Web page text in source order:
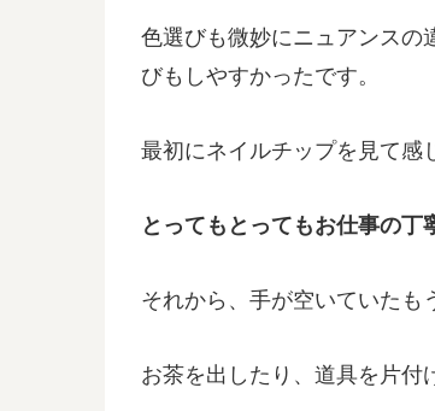
色選びも微妙にニュアンスの
びもしやすかったです。
最初にネイルチップを見て感
とってもとってもお仕事の
それから、手が空いていたも
お茶を出したり、道具を片付